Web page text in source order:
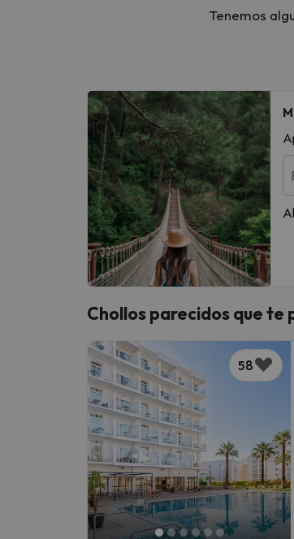
Tenemos
Chollos parecidos que te
58